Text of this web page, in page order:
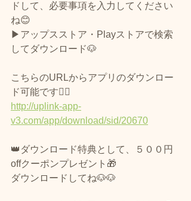
ドして、必要事項を入力してください
ね😊
▶アップスストア・Playストアで検索
してダウンロード🐶
こちらのURLからアプリのダウンロー
ド可能です🙆‍♀️
http://uplink-app-
v3.com/app/download/sid/20670
👑ダウンロード特典として、５００円
offクーポンプレゼント🎁
ダウンロードしてね🐶🐶